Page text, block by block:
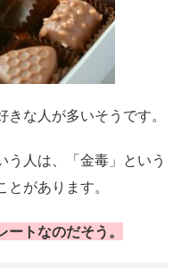
な人が多いそうです。
う人は、「金毒」という
があります。
トなのだそう。